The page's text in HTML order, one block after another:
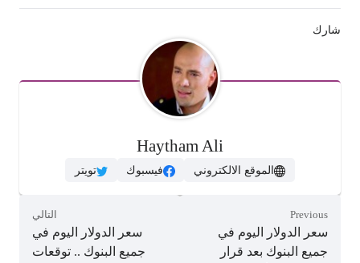
شارك
Haytham Ali
الموقع الالكتروني فيسبوك تويتر
Previous
سعر الدولار اليوم في
جميع البنوك بعد قرار
التالي
سعر الدولار اليوم في
جميع البنوك .. توقعات